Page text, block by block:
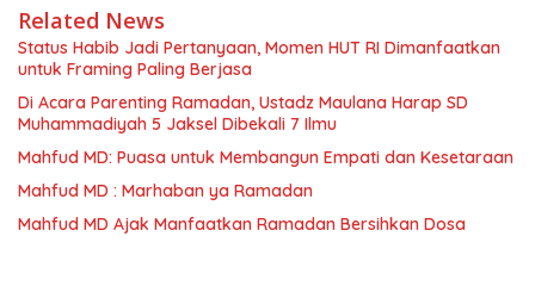
Related News
Status Habib Jadi Pertanyaan, Momen HUT RI Dimanfaatkan
untuk Framing Paling Berjasa
Di Acara Parenting Ramadan, Ustadz Maulana Harap SD
Muhammadiyah 5 Jaksel Dibekali 7 Ilmu
Mahfud MD: Puasa untuk Membangun Empati dan Kesetaraan
Mahfud MD : Marhaban ya Ramadan
Mahfud MD Ajak Manfaatkan Ramadan Bersihkan Dosa